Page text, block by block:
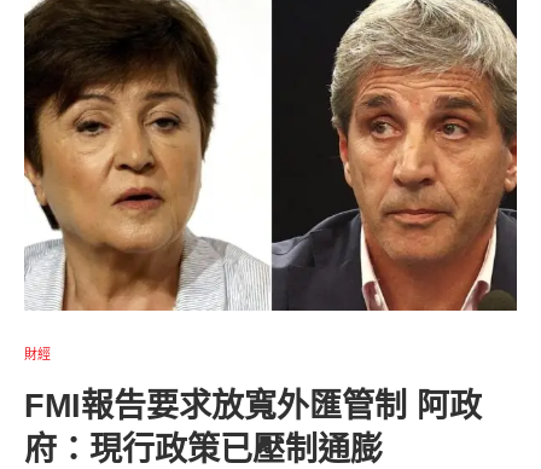
財經
FMI報告要求放寬外匯管制 阿政
府：現行政策已壓制通膨